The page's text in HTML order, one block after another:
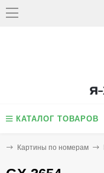
КАТАЛОГ ТОВАРОВ
Картины по номерам